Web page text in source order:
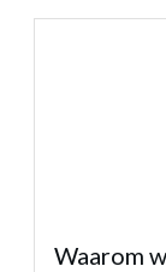
Waarom